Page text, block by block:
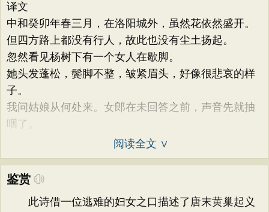
译文
中和癸卯年春三月，在洛阳城外，虽然花依然盛开。
但四方路上都没有行人，故此也没有尘土扬起。
忽然看见杨树下有一个女人在歇脚。
她头发蓬松，鬓脚不整，皱紧眉头，好像很悲哀的样
子。
我问姑娘从何处来。女郎在未回答之前，声音先就抽
咽了。
阅读全文 ∨
鉴赏
此诗借一位逃难的妇女之口描述了唐末黄巢起义